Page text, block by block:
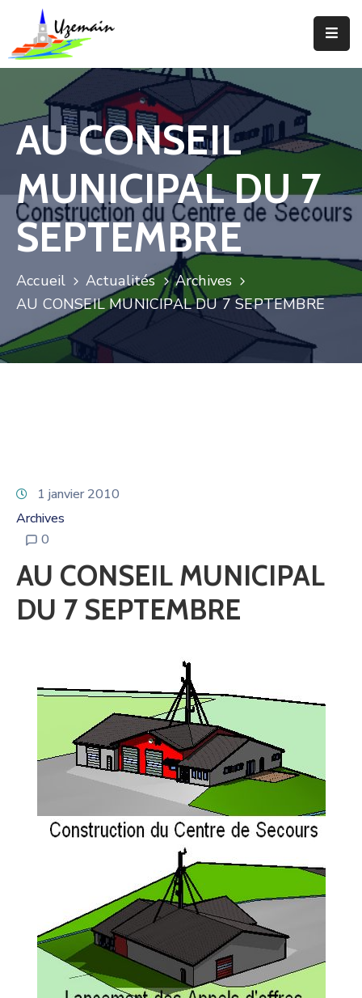
Actualités
Agenda
Votre
Votre
Mairie
Services
Locale
Enfance
AU CONSEIL
MUNICIPAL DU 7
SEPTEMBRE
Accueil Actualités
Archives
AU CONSEIL MUNICIPAL DU 7 SEPTEMBRE
1 janvier 2010
Archives
0
AU CONSEIL MUNICIPAL
DU 7 SEPTEMBRE